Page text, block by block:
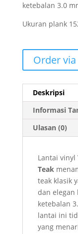
ketebalan 3.0
Ukuran plank
Order
Deskripsi
Informasi
Ulasan (0)
Lantai vinyl
Teak
teak klasik
dan elegan
ketebalan
lantai ini
yang